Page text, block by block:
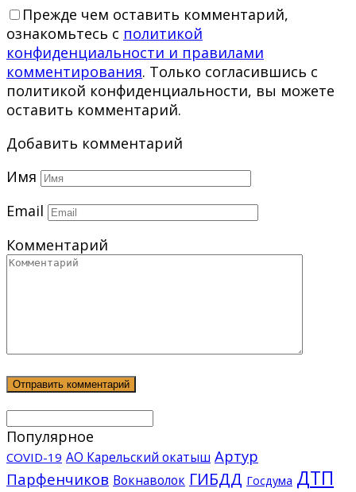
Прежде чем оставить комментарий,
ознакомьтесь с политикой
конфиденциальности и правилами
комментирования. Только согласившись с
политикой конфиденциальности, вы можете
оставить комментарий.
Добавить комментарий
Имя
Email
Комментарий
Популярное
COVID-19 АО Карельский окатыш Артур
Парфенчиков Вокнаволок ГИБДД Госдума ДТП